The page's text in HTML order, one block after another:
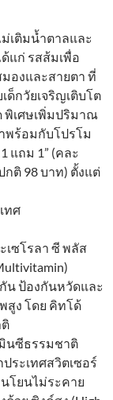
เติมน้ำตาลและ
แก่ รสส้มเพื่อ
องและสายตา ที่
กวัยเจริญเติบโต
พิเศษเพิ่มปริมาณ
พร้อมกับโปรโม
แถม 1” (คละ
กติ 98 บาท) ตั้งแต่
ทศ
เซโรลา ซี พลัส
น ป้องกันหวัดและ
ง โดย คิทโด้
นซีธรรมชาติ
ประเทศสวิตเซอร์
โยนไม่ระคาย